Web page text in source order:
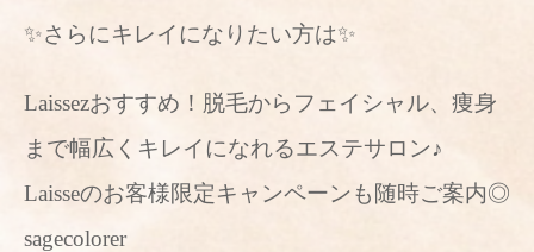
✨さらにキレイになりたい方は✨
Laissezおすすめ！脱毛からフェイシャル、痩身
まで幅広くキレイになれるエステサロン♪
Laisseのお客様限定キャンペーンも随時ご案内◎
sagecolorer